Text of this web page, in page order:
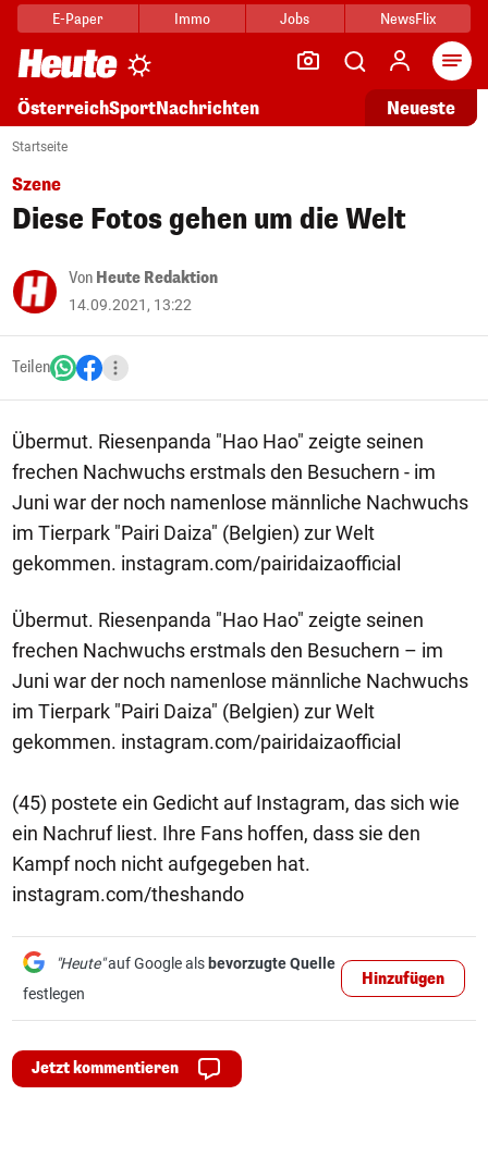
E-Paper Immo Jobs NewsFlix
ÖsterreichSportNachrichten Neueste
Startseite
Szene
Diese Fotos gehen um die Welt
Von Heute Redaktion
14.09.2021, 13:22
Teilen
Übermut. Riesenpanda "Hao Hao" zeigte seinen
frechen Nachwuchs erstmals den Besuchern - im
Juni war der noch namenlose männliche Nachwuchs
im Tierpark "Pairi Daiza" (Belgien) zur Welt
gekommen. instagram.com/pairidaizaofficial
Übermut. Riesenpanda "Hao Hao" zeigte seinen
frechen Nachwuchs erstmals den Besuchern – im
Juni war der noch namenlose männliche Nachwuchs
im Tierpark "Pairi Daiza" (Belgien) zur Welt
gekommen. instagram.com/pairidaizaofficial
(45) postete ein Gedicht auf Instagram, das sich wie
ein Nachruf liest. Ihre Fans hoffen, dass sie den
Kampf noch nicht aufgegeben hat.
instagram.com/theshando
"Heute"auf Google als bevorzugte Quelle
festlegen
Hinzufügen
Jetzt kommentieren